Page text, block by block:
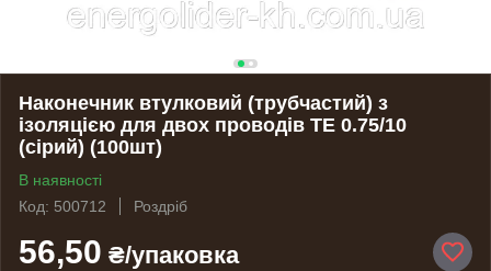
Наконечник втулковий (трубчастий) з
ізоляцією для двох проводів ТE 0.75/10
(сірий) (100шт)
В наявності
Код: 500712
Роздріб
56,50 ₴/упаковка